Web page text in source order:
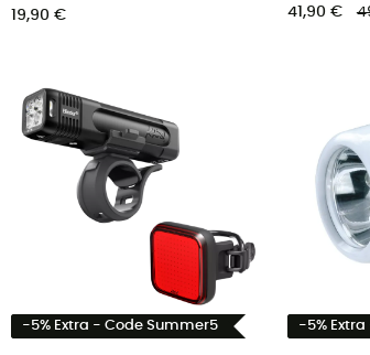
19,90 € 41,90 €
-5% Extra - Code Summer5 -5%